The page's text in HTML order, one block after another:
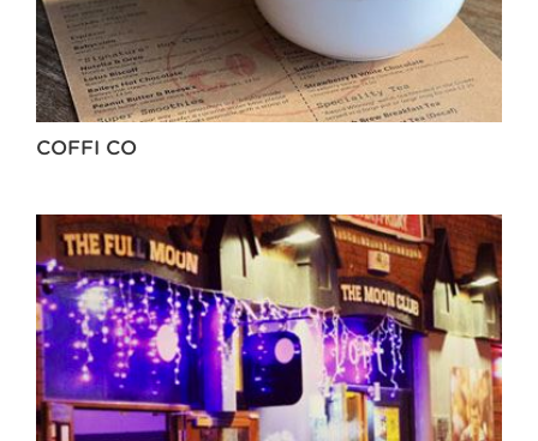
COFFI CO